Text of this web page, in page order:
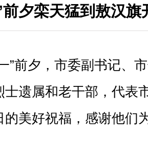
前夕栾天猛到敖汉
”前夕，市委副书记、
士遗属和老干部，代表
的美好祝福，感谢他们